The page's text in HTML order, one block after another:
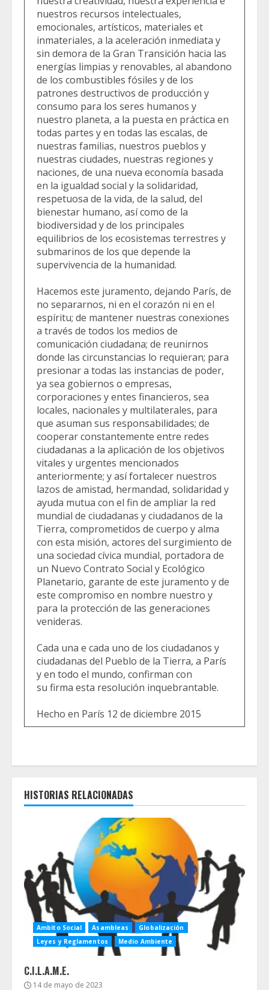
nuestros recursos intelectuales,
emocionales, artísticos, materiales et
inmateriales, a la aceleración inmediata y
sin demora de la Gran Transición hacia las
energías limpias y renovables, al abandono
de los combustibles fósiles y de los
patrones destructivos de producción y
consumo para los seres humanos y
nuestro planeta, a la puesta en práctica en
todas partes y en todas las escalas, de
nuestras familias, nuestros pueblos y
nuestras ciudades, nuestras regiones y
naciones, de una nueva economía basada
en la igualdad social y la solidaridad,
respetuosa de la vida, de la salud, del
bienestar humano, así como de la
biodiversidad y de los principales
equilibrios de los ecosistemas terrestres y
submarinos de los que depende la
supervivencia de la humanidad.
Hacemos este juramento, dejando París, de
no separarnos, ni en el corazón ni en el
espíritu; de mantener nuestras conexiones
a través de todos los medios de
comunicación ciudadana; de reunirnos
donde las circunstancias lo requieran; para
presionar a todas las instancias de poder,
ya sea gobiernos o empresas,
corporaciones y entes financieros, sea
locales, nacionales y multilaterales, para
que asuman sus responsabilidades; de
cooperar constantemente entre redes
ciudadanas a la aplicación de los objetivos
vitales y urgentes mencionados
anteriormente; y así fortalecer nuestros
lazos de amistad, hermandad, solidaridad y
ayuda mutua con el fin de ampliar la red
mundial de ciudadanas y ciudadanos de la
Tierra, comprometidos de cuerpo y alma
con esta misión, actores del surgimiento de
una sociedad cívica mundial, portadora de
un Nuevo Contrato Social y Ecológico
Planetario, garante de este juramento y de
este compromiso en nombre nuestro y
para la protección de las generaciones
venideras.
Cada una e cada uno de los ciudadanos y
ciudadanas del Pueblo de la Tierra, a París
y en todo el mundo, confirman con
su firma esta resolución inquebrantable.
Hecho en París 12 de diciembre 2015
HISTORIAS RELACIONADAS
Ambito Social Asambleas
Globalización
Leyes y Reglamentos
Medio Ambiente
C.I.L.A.M.E.
14 de mayo de 2023